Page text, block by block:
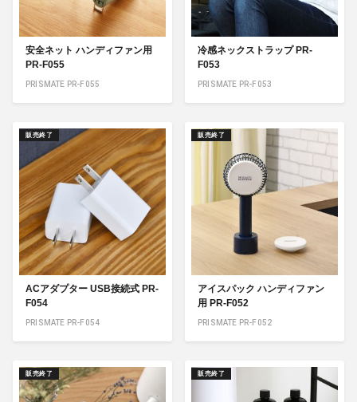
安全ネット ハンディファン用
PR-F055
PRISMATE PR-F055
冷感ネックストラップ PR-
F053
PRISMATE PR-F053
ACアダプター USB接続式 PR-
F054
PRISMATE PR-F054
販売終了
アイスパック ハンディファン
用 PR-F052
PRISMATE PR-F052
販売終了
販売終了 販売終了